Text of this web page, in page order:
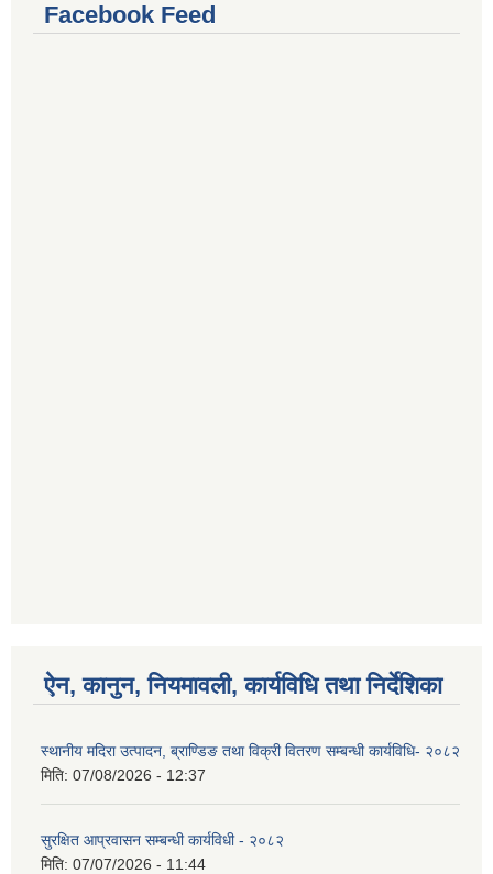
Facebook Feed
ऐन, कानुन, नियमावली, कार्यविधि तथा निर्देशिका
स्थानीय मदिरा उत्पादन, ब्राण्डिङ तथा विक्री वितरण सम्बन्धी कार्यविधि- २०८२
मिति: 07/08/2026 - 12:37
सुरक्षित आप्रवासन सम्बन्धी कार्यविधी - २०८२
मिति: 07/07/2026 - 11:44